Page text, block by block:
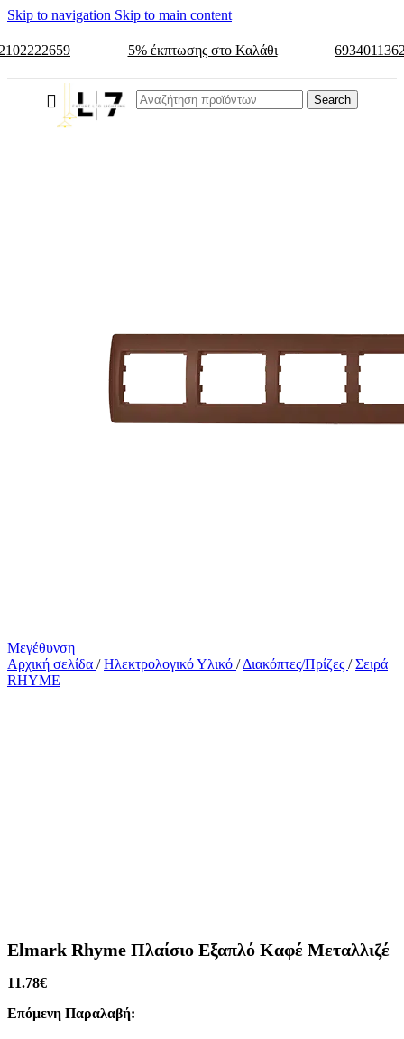
Skip to navigation Skip to main content
5% έκπτωσης στο Καλάθι
Search
Μεγέθυνση
Αρχική σελίδα / Ηλεκτρολογικό Υλικό / Διακόπτες/Πρίζες / Σειρά
RHYME
Elmark Rhyme Πλαίσιο Εξαπλό Καφέ Μεταλλιζέ
11.78€
Επόμενη Παραλαβή: